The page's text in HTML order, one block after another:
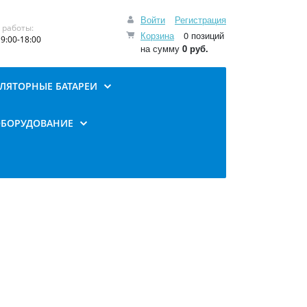
Войти
Регистрация
Корзина
0 позиций
на сумму 0 руб.
18:00
БАТАРЕИ